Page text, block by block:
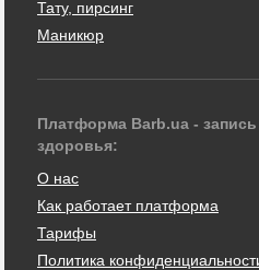
Тату, пирсинг
Маникюр
Платформа Barb.ua -
здоровья:
О нас
Как работает платформа
Тарифы
Политика